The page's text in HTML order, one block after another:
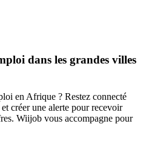
dans les grandes villes
en Afrique ? Restez connecté
créer une alerte pour recevoir
Wiijob vous accompagne pour